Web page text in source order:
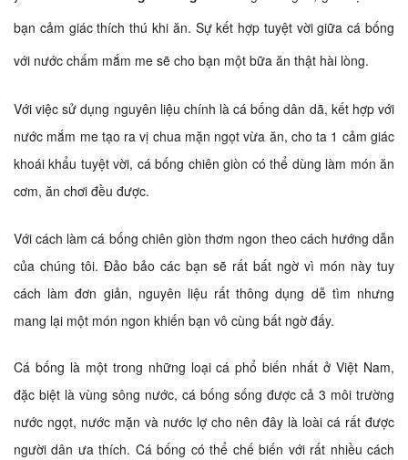
bạn cảm giác thích thú khi ăn. Sự kết hợp tuyệt vời giữa cá bống
với nước chấm mắm me sẽ cho bạn một bữa ăn thật hài lòng.
Với việc sử dụng nguyên liệu chính là cá bống dân dã, kết hợp với
nước mắm me tạo ra vị chua mặn ngọt vừa ăn, cho ta 1 cảm giác
khoái khẩu tuyệt vời, cá bống chiên giòn có thể dùng làm món ăn
cơm, ăn chơi đều được.
Với cách làm cá bống chiên giòn thơm ngon theo cách hướng dẫn
của chúng tôi. Đảo bảo các bạn sẽ rất bất ngờ vì món này tuy
cách làm đơn giản, nguyên liệu rất thông dụng dễ tìm nhưng
mang lại một món ngon khiến bạn vô cùng bất ngờ đấy.
Cá bống là một trong những loại cá phổ biến nhất ở Việt Nam,
đặc biệt là vùng sông nước, cá bống sống được cả 3 môi trường
nước ngọt, nước mặn và nước lợ cho nên đây là loài cá rất được
người dân ưa thích. Cá bống có thể chế biến với rất nhiều cách